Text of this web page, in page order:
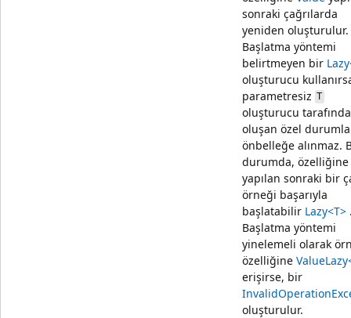
sonraki çağrılarda
yeniden oluşturulur.
Başlatma yöntemi
belirtmeyen bir
oluşturucu
parametresiz T
oluşturucu
oluşan özel
önbelleğe alınmaz.
durumda, özelliğine
yapılan sonraki bir
örneği başarıyla
başlatabilir Lazy<T>
Başlatma yöntemi
yinelemeli olarak
özelliğine Value
erişirse, bir
oluşturulur.